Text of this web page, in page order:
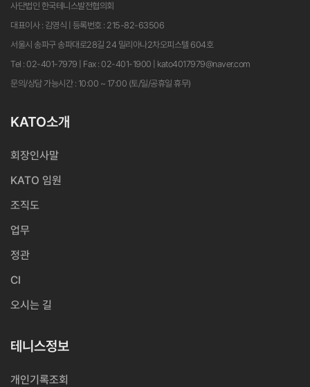
사단법인 한국테니스발전협의회
대표이사 : 김영식 | 등록번호 : 215-82-63506
서울시 송파구 송파대로28길 24 밀리아나2차오피스텔 604호
Tel : 02-401-7979 | Fax : 02-401-1900 | kato4017979@naver.com
문의/상담 가능시간 : 10:00 ~ 17:00 (토/일/공휴일 휴무)
KATO소개
회장인사말
KATO 임원
조직도
업무
정관
CI
오시는 길
테니스정보
개인기록조회